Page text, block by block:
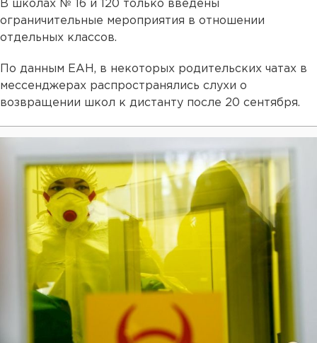
В школах № 16 и 120 только введены
ограничительные мероприятия в отношении
отдельных классов.
По данным ЕАН, в некоторых родительских чатах в
мессенджерах распространялись слухи о
возвращении школ к дистанту после 20 сентября.